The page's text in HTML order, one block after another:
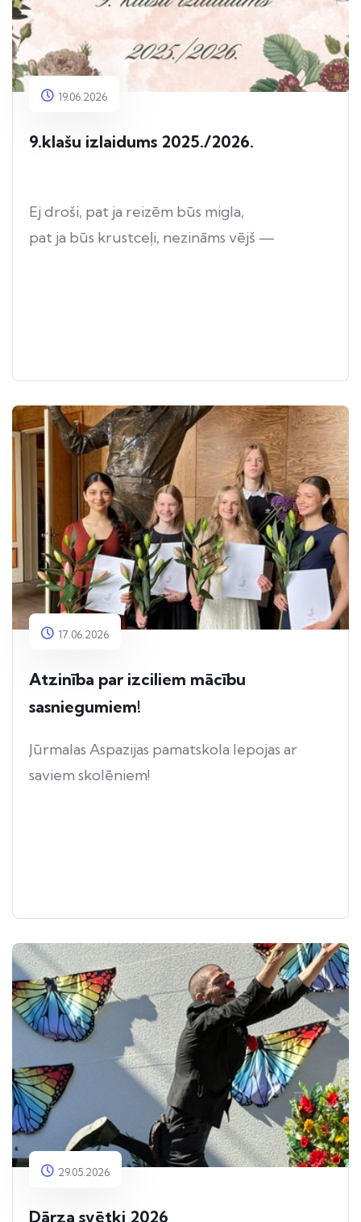
19.06.2026
9.klašu izlaidums 2025./2026.
Ej droši, pat ja reizēm būs migla,
pat ja būs krustceļi, nezināms vējš —
17.06.2026
Atzinība par izciliem mācību
sasniegumiem!
Jūrmalas Aspazijas pamatskola lepojas ar
saviem skolēniem!
29.05.2026
Dārza svētki 2026